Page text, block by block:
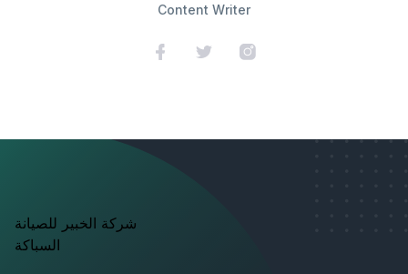
Content Writer
شركة الخبير للصيانة
السباكة